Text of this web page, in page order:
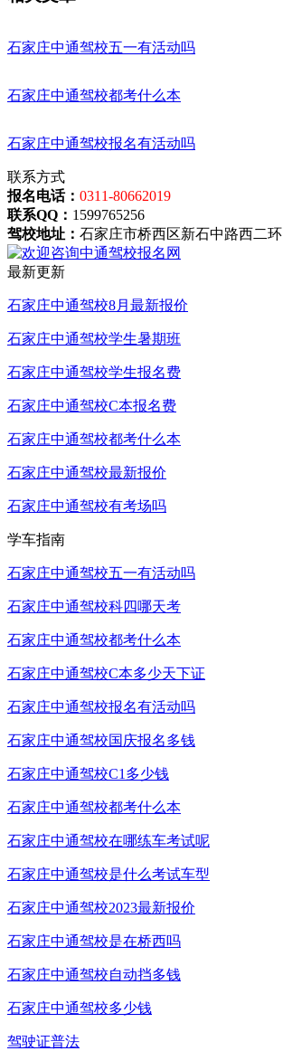
石家庄中通驾校五一有活动吗
石家庄中通驾校都考什么本
石家庄中通驾校报名有活动吗
联系方式
报名电话： 0311-80662019
联系QQ： 1599765256
驾校地址： 石家庄市桥西区新石中路西二环
最新更新
石家庄中通驾校8月最新报价
石家庄中通驾校学生暑期班
石家庄中通驾校学生报名费
石家庄中通驾校C本报名费
石家庄中通驾校都考什么本
石家庄中通驾校最新报价
石家庄中通驾校有考场吗
学车指南
石家庄中通驾校五一有活动吗
石家庄中通驾校科四哪天考
石家庄中通驾校都考什么本
石家庄中通驾校C本多少天下证
石家庄中通驾校报名有活动吗
石家庄中通驾校国庆报名多钱
石家庄中通驾校C1多少钱
石家庄中通驾校都考什么本
石家庄中通驾校在哪练车考试呢
石家庄中通驾校是什么考试车型
石家庄中通驾校2023最新报价
石家庄中通驾校是在桥西吗
石家庄中通驾校自动挡多钱
石家庄中通驾校多少钱
驾驶证普法